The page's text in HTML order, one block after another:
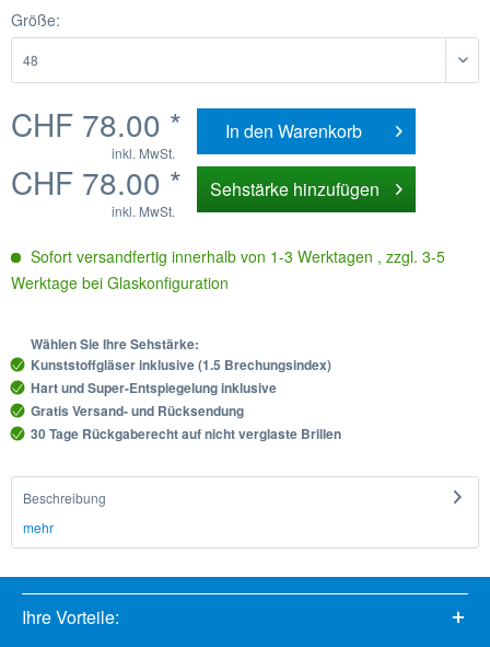
Größe:
CHF 78.00 *
inkl. MwSt.
In den Warenkorb
CHF 78.00 *
inkl. MwSt.
Sehstärke hinzufügen
Sofort versandfertig innerhalb von 1-3 Werktagen , zzgl. 3-5
Werktage bei Glaskonfiguration
Wählen Sie Ihre Sehstärke:
Kunststoffgläser inklusive (1.5 Brechungsindex)
Hart und Super-Entspiegelung inklusive
Gratis Versand- und Rücksendung
30 Tage Rückgaberecht auf nicht verglaste Brillen
Beschreibung
mehr
Ihre Vorteile: